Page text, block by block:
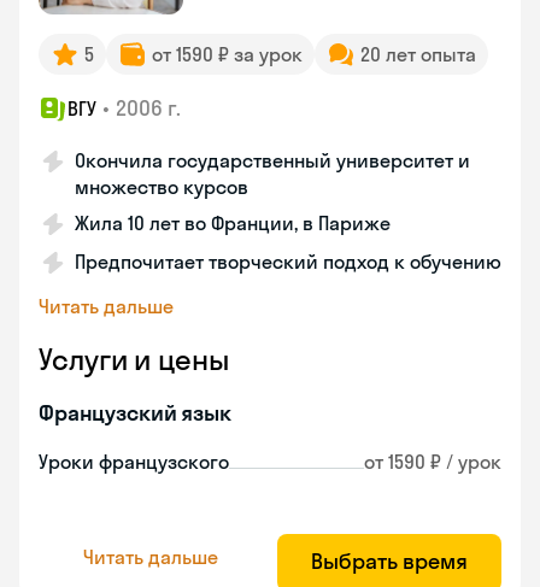
5 от 1590 ₽ за урок 20 лет опыта
ВГУ • 2006 г.
Окончила государственный университет и
множество курсов
Жила 10 лет во Франции, в Париже
Предпочитает творческий подход к обучению
Читать дальше
Услуги и цены
Французский язык
Уроки французского от 1590 ₽ / урок
Читать дальше Выбрать время